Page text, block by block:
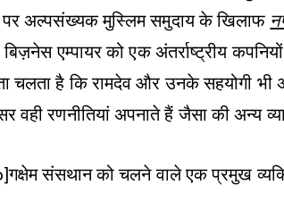
अल्पसंख्यक मुस्लिम समुदाय के खिलाफ
एम्पायर को एक अंतर्राष्ट्रीय
चलता है कि रामदेव और उनके सहयोगी
रणनीतियां अपनाते हैं जैसा की अन्य
संसथान को चलने वाले एक प्रमुख